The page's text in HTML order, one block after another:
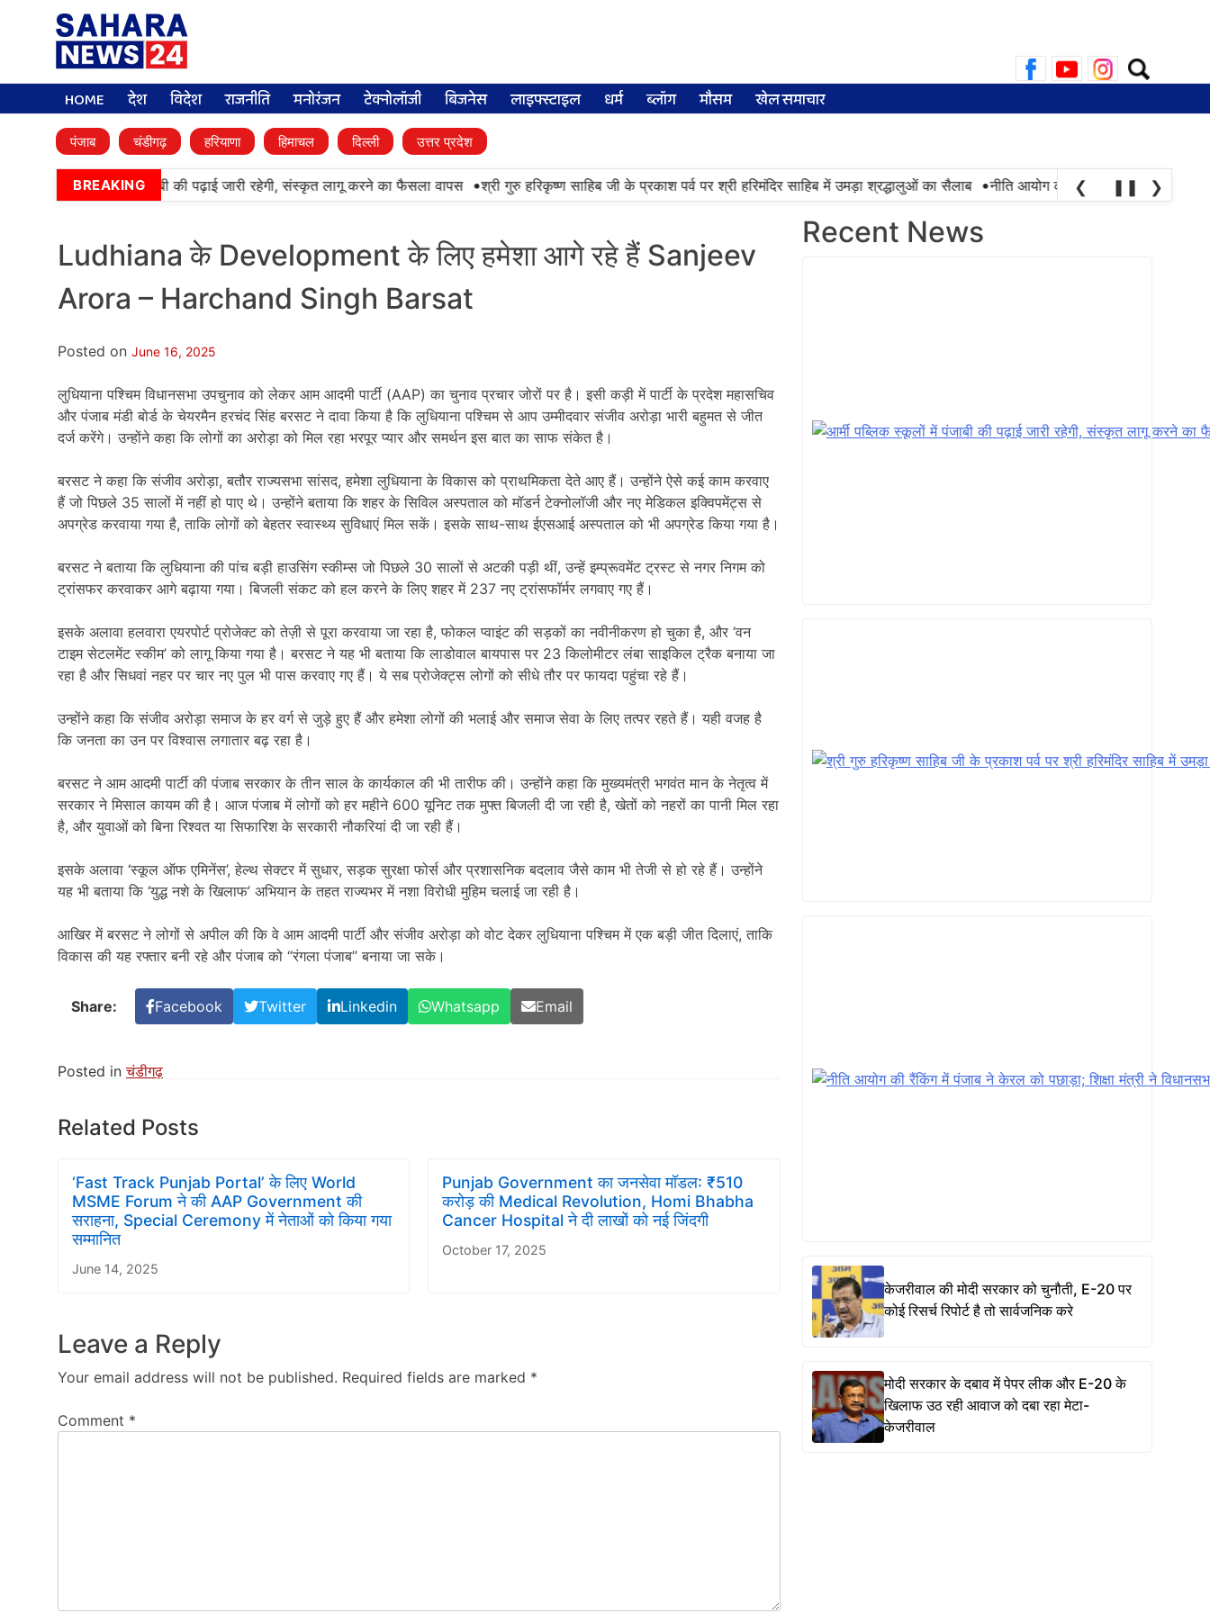
Search
for:
HOME देश विदेश राजनीति मनोरंजन टेक्नोलॉजी बिजनेस लाइफ्स्टाइल धर्म ब्लॉग मौसम खेल समाचार
पंजाब चंडीगढ़ हरियाणा हिमाचल दिल्ली उत्तर प्रदेश
BREAKING
आर्मी पब्लिक स्कूलों में पंजाबी की पढ़ाई जारी रहेगी, संस्कृत लागू करने का फैसला वापस • श्री गुरु हरिकृष्ण साहिब जी के प्रकाश पर्व पर श्री हरिमंदिर साहिब में उमड़ा श्रद्धालुओं का सैलाब • नीति आयोग की रैंकिंग में पंजाब ने केरल को
❮ ❚❚ ❯
Ludhiana के Development के लिए हमेशा आगे रहे हैं Sanjeev
Arora – Harchand Singh Barsat
Posted on June 16, 2025
लुधियाना पश्चिम विधानसभा उपचुनाव को लेकर आम आदमी पार्टी (AAP) का चुनाव प्रचार जोरों पर है। इसी कड़ी में पार्टी के प्रदेश महासचिव
और पंजाब मंडी बोर्ड के चेयरमैन हरचंद सिंह बरसट ने दावा किया है कि लुधियाना पश्चिम से आप उम्मीदवार संजीव अरोड़ा भारी बहुमत से जीत
दर्ज करेंगे। उन्होंने कहा कि लोगों का अरोड़ा को मिल रहा भरपूर प्यार और समर्थन इस बात का साफ संकेत है।
बरसट ने कहा कि संजीव अरोड़ा, बतौर राज्यसभा सांसद, हमेशा लुधियाना के विकास को प्राथमिकता देते आए हैं। उन्होंने ऐसे कई काम करवाए
हैं जो पिछले 35 सालों में नहीं हो पाए थे। उन्होंने बताया कि शहर के सिविल अस्पताल को मॉडर्न टेक्नोलॉजी और नए मेडिकल इक्विपमेंट्स से
अपग्रेड करवाया गया है, ताकि लोगों को बेहतर स्वास्थ्य सुविधाएं मिल सकें। इसके साथ-साथ ईएसआई अस्पताल को भी अपग्रेड किया गया है।
बरसट ने बताया कि लुधियाना की पांच बड़ी हाउसिंग स्कीम्स जो पिछले 30 सालों से अटकी पड़ी थीं, उन्हें इम्प्रूवमेंट ट्रस्ट से नगर निगम को
ट्रांसफर करवाकर आगे बढ़ाया गया। बिजली संकट को हल करने के लिए शहर में 237 नए ट्रांसफॉर्मर लगवाए गए हैं।
इसके अलावा हलवारा एयरपोर्ट प्रोजेक्ट को तेज़ी से पूरा करवाया जा रहा है, फोकल प्वाइंट की सड़कों का नवीनीकरण हो चुका है, और ‘वन
टाइम सेटलमेंट स्कीम’ को लागू किया गया है। बरसट ने यह भी बताया कि लाडोवाल बायपास पर 23 किलोमीटर लंबा साइकिल ट्रैक बनाया जा
रहा है और सिधवां नहर पर चार नए पुल भी पास करवाए गए हैं। ये सब प्रोजेक्ट्स लोगों को सीधे तौर पर फायदा पहुंचा रहे हैं।
उन्होंने कहा कि संजीव अरोड़ा समाज के हर वर्ग से जुड़े हुए हैं और हमेशा लोगों की भलाई और समाज सेवा के लिए तत्पर रहते हैं। यही वजह है
कि जनता का उन पर विश्वास लगातार बढ़ रहा है।
बरसट ने आम आदमी पार्टी की पंजाब सरकार के तीन साल के कार्यकाल की भी तारीफ की। उन्होंने कहा कि मुख्यमंत्री भगवंत मान के नेतृत्व में
सरकार ने मिसाल कायम की है। आज पंजाब में लोगों को हर महीने 600 यूनिट तक मुफ्त बिजली दी जा रही है, खेतों को नहरों का पानी मिल रहा
है, और युवाओं को बिना रिश्वत या सिफारिश के सरकारी नौकरियां दी जा रही हैं।
इसके अलावा ‘स्कूल ऑफ एमिनेंस’, हेल्थ सेक्टर में सुधार, सड़क सुरक्षा फोर्स और प्रशासनिक बदलाव जैसे काम भी तेजी से हो रहे हैं। उन्होंने
यह भी बताया कि ‘युद्ध नशे के खिलाफ’ अभियान के तहत राज्यभर में नशा विरोधी मुहिम चलाई जा रही है।
आखिर में बरसट ने लोगों से अपील की कि वे आम आदमी पार्टी और संजीव अरोड़ा को वोट देकर लुधियाना पश्चिम में एक बड़ी जीत दिलाएं, ताकि
विकास की यह रफ्तार बनी रहे और पंजाब को “रंगला पंजाब” बनाया जा सके।
Share: Facebook Twitter Linkedin Whatsapp Email
Posted inचंडीगढ़
Related Posts
‘Fast Track Punjab Portal’ के लिए World
MSME Forum ने की AAP Government की
सराहना, Special Ceremony में नेताओं को किया गया
सम्मानित
June 14, 2025
Punjab Government का जनसेवा मॉडल: ₹510
करोड़ की Medical Revolution, Homi Bhabha
Cancer Hospital ने दी लाखों को नई जिंदगी
October 17, 2025
Leave a Reply
Your email address will not be published. Required fields are marked *
Comment *
Recent News
केजरीवाल की मोदी सरकार को चुनौती, E-20 पर
कोई रिसर्च रिपोर्ट है तो सार्वजनिक करे
मोदी सरकार के दबाव में पेपर लीक और E-20 के
खिलाफ उठ रही आवाज को दबा रहा मेटा-
केजरीवाल